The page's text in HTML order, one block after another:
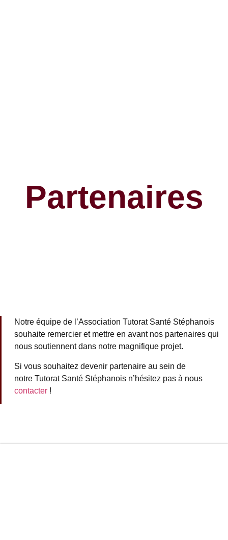
Partenaires
Notre équipe de l’Association Tutorat Santé Stéphanois
souhaite remercier et mettre en avant nos partenaires qui
nous soutiennent dans notre magnifique projet.
Si vous souhaitez devenir partenaire au sein de
notre Tutorat Santé Stéphanois n’hésitez pas à nous
contacter !